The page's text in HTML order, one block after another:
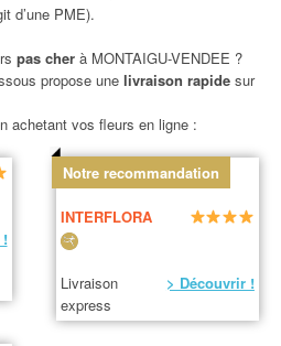
d’une PME).
pas cherà MONTAIGU-VENDEE ?
propose une livraison rapide sur
achetant vos fleurs en ligne :
Notre recommandation
INTERFLORA
Livraison
express
> Découvrir !